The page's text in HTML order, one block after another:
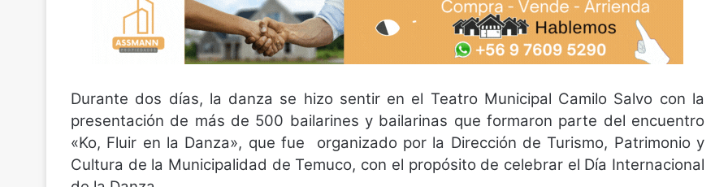
Durante dos días, la danza se hizo sentir en el Teatro Municipal Camilo Salvo con la
presentación de más de 500 bailarines y bailarinas que formaron parte del encuentro
«Ko, Fluir en la Danza», que fue organizado por la Dirección de Turismo, Patrimonio y
Cultura de la Municipalidad de Temuco, con el propósito de celebrar el Día Internacional